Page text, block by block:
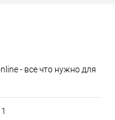
- все что нужно для